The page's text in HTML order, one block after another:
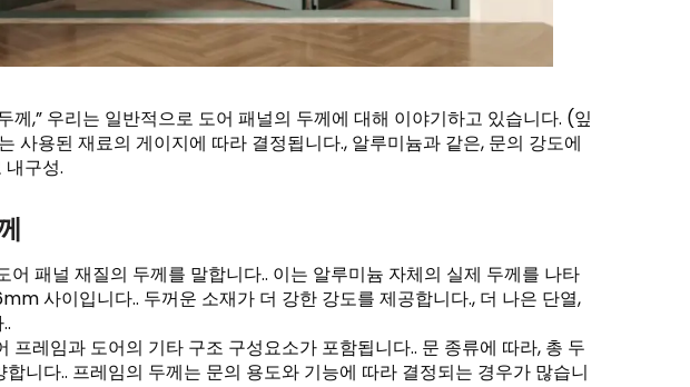
께,” 우리는 일반적으로 도어 패널의 두께에 대해 이야기하고 있습니다. (잎
사용된 재료의 게이지에 따라 결정됩니다., 알루미늄과 같은, 문의 강도에
구성.
어 패널 재질의 두께를 말합니다.. 이는 알루미늄 자체의 실제 두께를 나타
사이입니다.. 두꺼운 소재가 더 강한 강도를 제공합니다., 더 나은 단열,
프레임과 도어의 기타 구조 구성요소가 포함됩니다.. 문 종류에 따라, 총 두
니다.. 프레임의 두께는 문의 용도와 기능에 따라 결정되는 경우가 많습니